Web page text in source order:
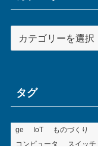
テ
ータグ
ge IoT ものづくり
コンピュータ
スイッチ